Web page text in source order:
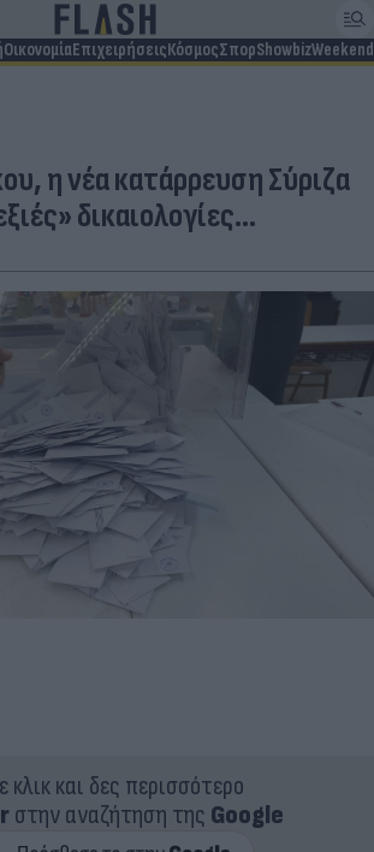
ΟικονομίαΕπιχειρήσειςΚόσμοςΣπορShowbizWeekend
η νέα κατάρρευση Σύριζα
δικαιολογίες…
κλικ και δες περισσότερο
στην αναζήτηση της Google